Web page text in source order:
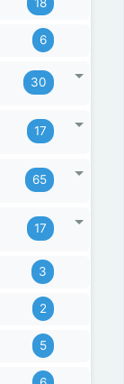
6
30
17
65
17
3
2
5